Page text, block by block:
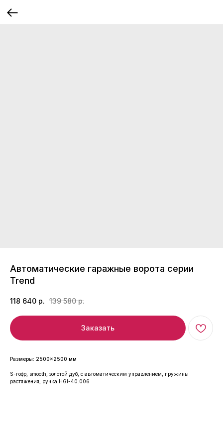
Автоматические гаражные ворота серии
Trend
118 640 р. 139 580 р.
Заказать
Размеры: 2500×2500 мм
S-гофр, smooth, золотой дуб, c автоматическим управлением, пружины
растяжения, ручка HGI-40.006